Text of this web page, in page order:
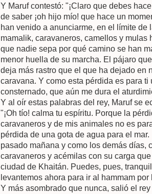
Y Maruf contestó: "¡Claro que debes
de saber ¡oh hijo mío! que hace un
han venido a anunciarme, en el límite de
mamalik, caravaneros, camellos y
que nadie sepa por qué camino se han
menor huella de su marcha. El pájaro
deja más rastro que el que ha dejado en
caravana. Y como esta pérdida es para
consternado, que aún me dura el
Y al oír estas palabras del rey, Maruf se
"¡Oh tío! calma tu espíritu. Porque la
caravaneros y de mis animales no es
pérdida de una gota de agua para el
pasado mañana y como los demás días,
caravaneros y acémilas con su carga
ciudad de Khaitán. Puedes, pues,
levantemos ahora para ir al hammam por
Y más asombrado que nunca, salió el